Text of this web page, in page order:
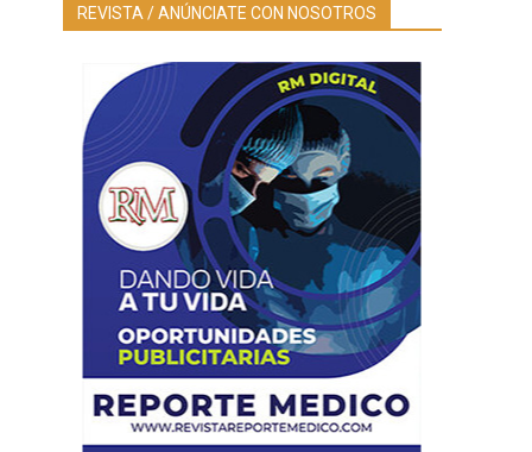
REVISTA / ANÚNCIATE CON NOSOTROS